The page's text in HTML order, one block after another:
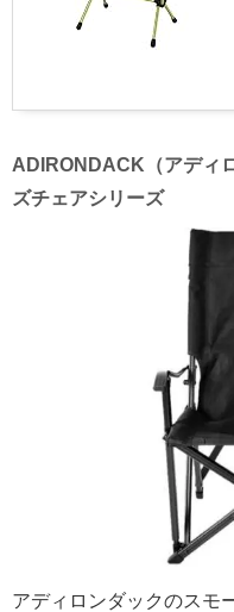
ADIRONDACK（アディ
ズチェアシリーズ
アディロンダックのスモ